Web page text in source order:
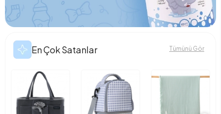
En Çok Satanlar Tümünü Gör